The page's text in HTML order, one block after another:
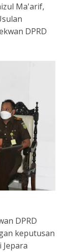
Ma'arif,
DPRD
DPRD
keputusan